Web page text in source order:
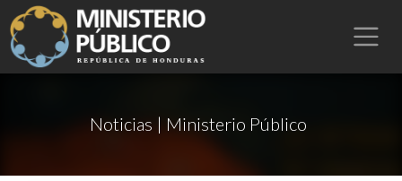
Noticias | Ministerio Público